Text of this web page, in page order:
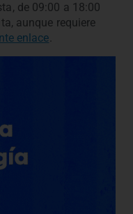
de 09:00 a 18:00
aunque requiere
enlace.